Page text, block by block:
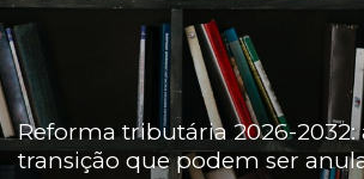
Reforma tributária 2026-2032:
transição que podem ser